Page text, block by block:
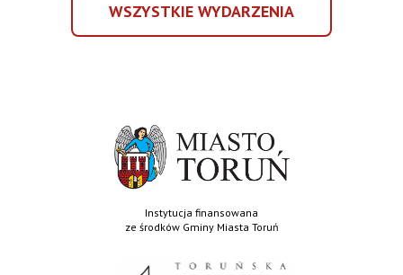
WSZYSTKIE WYDARZENIA
WSZYSTKIE
WYDARZENIA
Instytucja finansowana
ze środków Gminy Miasta Toruń